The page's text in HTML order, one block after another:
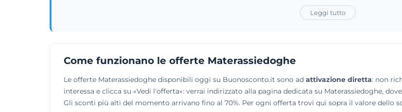
Leggi tutto
Come funzionano le offerte Materassiedoghe
Le offerte Materassiedoghe disponibili oggi su Buonosconto.it sono ad attivazione diretta: non
interessa e clicca su «Vedi l'offerta»: verrai indirizzato alla pagina dedicata su Materassiedoghe,
Gli sconti più alti del momento arrivano fino al 70%. Per ogni offerta trovi qui sopra il valore dello